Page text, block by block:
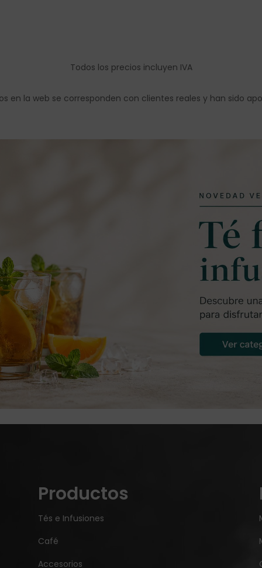
Todos los precios incluyen IVA
en la web se corresponden con clientes reales y han sido
Productos
Tés e Infusiones
Café
Accesorios